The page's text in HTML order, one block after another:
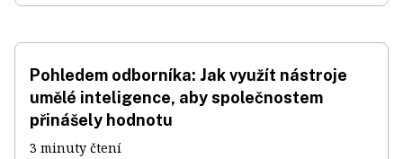
Pohledem odborníka: Jak využít nástroje
umělé inteligence, aby společnostem
přinášely hodnotu
3 minuty čtení